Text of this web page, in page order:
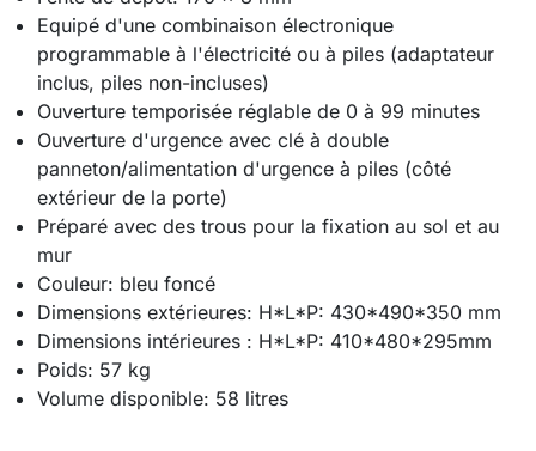
Equipé d'une combinaison électronique
programmable à l'électricité ou à piles (adaptateur
inclus, piles non-incluses)
Ouverture temporisée réglable de 0 à 99 minutes
Ouverture d'urgence avec clé à double
panneton/alimentation d'urgence à piles (côté
extérieur de la porte)
Préparé avec des trous pour la fixation au sol et au
mur
Couleur: bleu foncé
Dimensions extérieures: H*L*P: 430*490*350 mm
Dimensions intérieures : H*L*P: 410*480*295mm
Poids: 57 kg
Volume disponible: 58 litres